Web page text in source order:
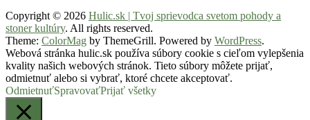
Copyright © 2026 Hulic.sk | Tvoj sprievodca svetom pohody a
stoner kultúry. All rights reserved.
Theme: ColorMag by ThemeGrill. Powered by WordPress.
Webová stránka hulic.sk používa súbory cookie s cieľom vylepšenia
kvality našich webových stránok. Tieto súbory môžete prijať,
odmietnuť alebo si vybrať, ktoré chcete akceptovať.
OdmietnuťSpravovaťPrijať všetky